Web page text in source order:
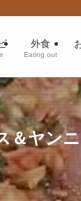
外食
Eating out
ヤン